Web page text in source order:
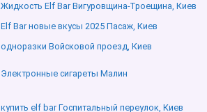
Жидкость Elf Bar Вигуровщина-Троещина, Киев
Elf Bar новые вкусы 2025 Пасаж, Киев
одноразки Войсковой проезд, Киев
Электронные сигареты Малин
купить elf bar Госпитальный переулок, Киев